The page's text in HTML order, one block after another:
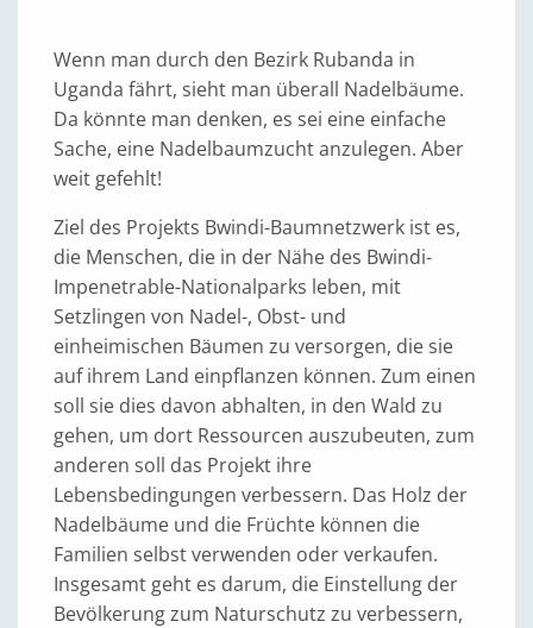
Wenn man durch den Bezirk Rubanda in
Uganda fährt, sieht man überall Nadelbäume.
Da könnte man denken, es sei eine einfache
Sache, eine Nadelbaumzucht anzulegen. Aber
weit gefehlt!
Ziel des Projekts Bwindi-Baumnetzwerk ist es,
die Menschen, die in der Nähe des Bwindi-
Impenetrable-Nationalparks leben, mit
Setzlingen von Nadel-, Obst- und
einheimischen Bäumen zu versorgen, die sie
auf ihrem Land einpflanzen können. Zum einen
soll sie dies davon abhalten, in den Wald zu
gehen, um dort Ressourcen auszubeuten, zum
anderen soll das Projekt ihre
Lebensbedingungen verbessern. Das Holz der
Nadelbäume und die Früchte können die
Familien selbst verwenden oder verkaufen.
Insgesamt geht es darum, die Einstellung der
Bevölkerung zum Naturschutz zu verbessern,